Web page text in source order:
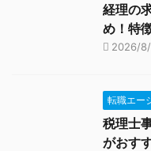
経理の
め！特
2026/
転職エー
税理士
がおす